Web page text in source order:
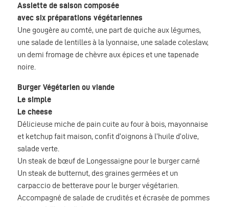
Assiette de saison composée
avec six préparations végétariennes
Une gougère au comté, une part de quiche aux légumes,
une salade de lentilles à la lyonnaise, une salade coleslaw,
un demi fromage de chèvre aux épices et une tapenade
noire.
Burger Végétarien ou viande
Le simple
Le cheese
Délicieuse miche de pain cuite au four à bois, mayonnaise
et ketchup fait maison, confit d’oignons à l’huile d’olive,
salade verte.
Un steak de bœuf de Longessaigne pour le burger carné
Un steak de butternut, des graines germées et un
carpaccio de betterave pour le burger végétarien.
Accompagné de salade de crudités et écrasée de pommes